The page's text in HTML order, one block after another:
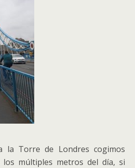
la Torre de Londres cogimos
múltiples metros del día, si